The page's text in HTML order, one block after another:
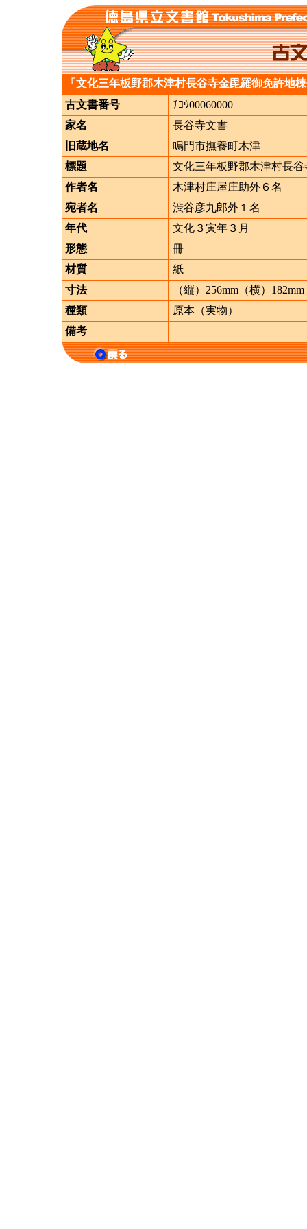
「文化三年板野郡木津村長谷寺金毘羅御免許地
古文書番号
ﾁﾖｳ00060000
家名
長谷寺文書
旧蔵地名
鳴門市撫養町木津
標題
文化三年板野郡木津村長
作者名
木津村庄屋庄助外６名
宛者名
渋谷彦九郎外１名
年代
文化３寅年３月
形態
冊
材質
紙
寸法
（縦）256mm（横）182mm
種類
原本（実物）
備考